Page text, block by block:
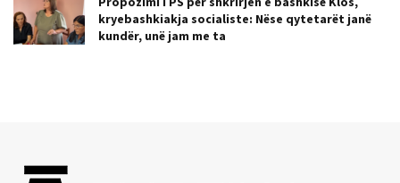
kryebashkiakja socialiste: Nëse qytetarët janë
kundër, unë jam me ta